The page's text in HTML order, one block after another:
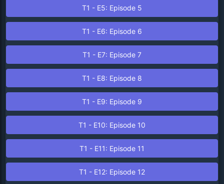
T1 - E5: Episode 5
T1 - E6: Episode 6
T1 - E7: Episode 7
T1 - E8: Episode 8
T1 - E9: Episode 9
T1 - E10: Episode 10
T1 - E11: Episode 11
T1 - E12: Episode 12